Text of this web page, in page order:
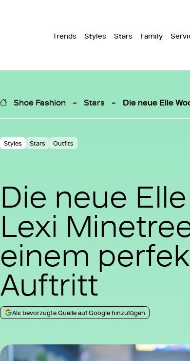
Trends Styles Stars Family
Shoe Fashion Stars Die neue Elle
Styles Stars Outfits
Die neue
Lexi
einem
Auftritt
Als bevorzugte Quelle auf Google hinzufügen